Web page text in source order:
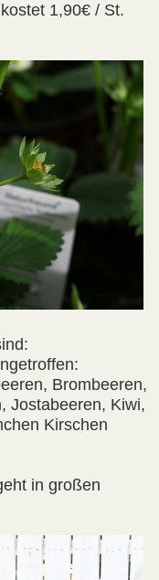
1,90€ / St.
Brombeeren,
Jostabeeren, Kiwi,
Kirschen
in großen